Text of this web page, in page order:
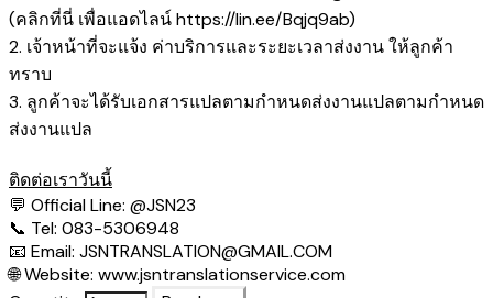
(คลิกที่นี่ เพื่อแอดไลน์https://lin.ee/Bqjq9ab)
2. เจ้าหน้าที่จะแจ้ง ค่าบริการและระยะเวลาส่งงาน ให้ลูกค้า
ทราบ
3. ลูกค้าจะได้รับเอกสารแปลตามกำหนดส่งงานแปลตามกำหนด
ส่งงานแปล
ติดต่อเราวันนี้
💬 Official Line: @JSN23
📞 Tel: 083-5306948
📧 Email: JSNTRANSLATION@GMAIL.COM
🌐 Website: www.jsntranslationservice.com